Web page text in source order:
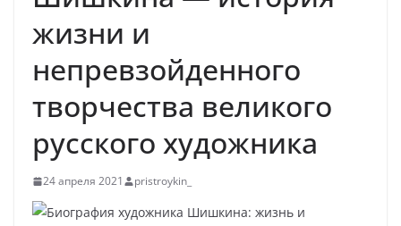
жизни и
непревзойденного
творчества великого
русского художника
24 апреля 2021 pristroykin_